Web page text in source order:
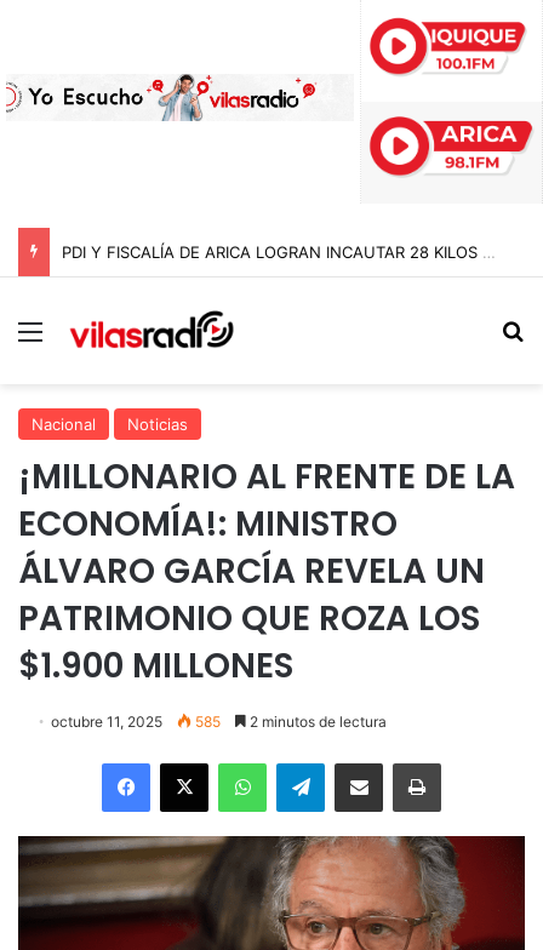
PDI Y FISCALÍA DE ARICA LOGRAN INCAUTAR 28 KILOS DE MARIHUANA OCULTOS EN UN CAMIÓN DE ALTO TONELAJE EN CHUNGARÁ
Menú
Nacional Noticias
¡MILLONARIO AL FRENTE DE LA
ECONOMÍA!: MINISTRO
ÁLVARO GARCÍA REVELA UN
PATRIMONIO QUE ROZA LOS
$1.900 MILLONES
octubre 11, 2025 585 2 minutos de lectura
Facebook
X WhatsAppTelegramEnviar vía email Imprimir